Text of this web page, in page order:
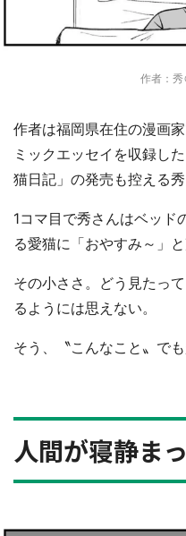
作者：
作者は福岡県在住の漫画
ミックエッセイを収録し
猫日記」の発売も控える
1コマ目で秀さんはベッド
る愛猫に「おやすみ～」
その小ささ。どう見たっ
るようには思えない。
そう、〝こんなこと〟で
人間が寝静ま